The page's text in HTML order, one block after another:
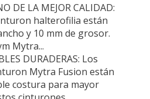
DE LA MEJOR CALIDAD:
halterofilia están
y 10 mm de grosor.
Mytra...
DURADERAS: Los
Mytra Fusion están
costura para mayor